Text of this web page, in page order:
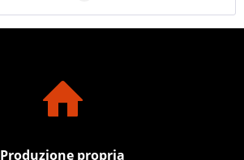
Produzione propria